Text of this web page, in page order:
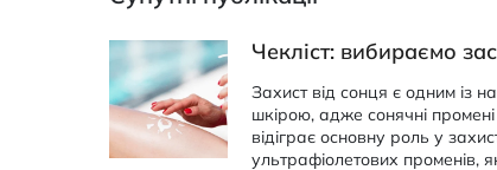
Чекліст: вибираємо
Захист від сонця є одним із
шкірою, адже сонячні
відіграє основну роль у
ультрафіолетових променів,